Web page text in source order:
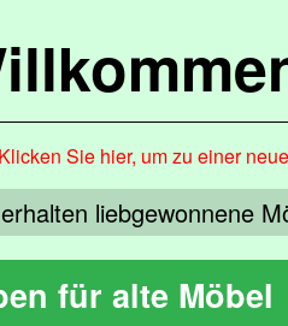
Klicken Sie hier, um zu einer
liebgewonnene
für alte Möbel